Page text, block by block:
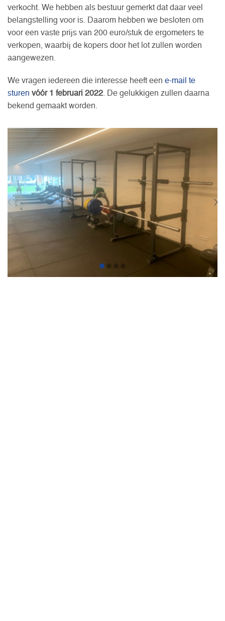
verkocht. We hebben als bestuur gemerkt dat daar veel
belangstelling voor is. Daarom hebben we besloten om
voor een vaste prijs van 200 euro/stuk de ergometers te
verkopen, waarbij de kopers door het lot zullen worden
aangewezen.
We vragen iedereen die interesse heeft een e-mail te
sturen vóór 1 februari 2022. De gelukkigen zullen daarna
bekend gemaakt worden.